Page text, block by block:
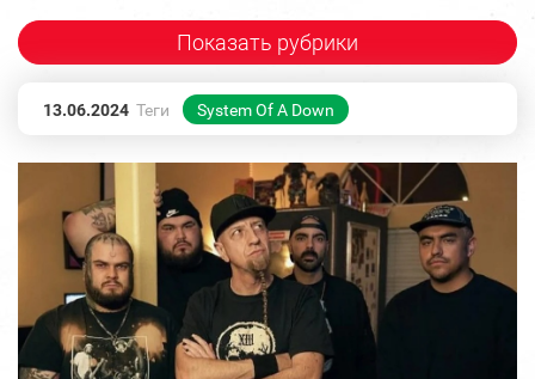
Показать рубрики
13.06.2024 Теги System Of A Down